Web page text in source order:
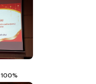
100%